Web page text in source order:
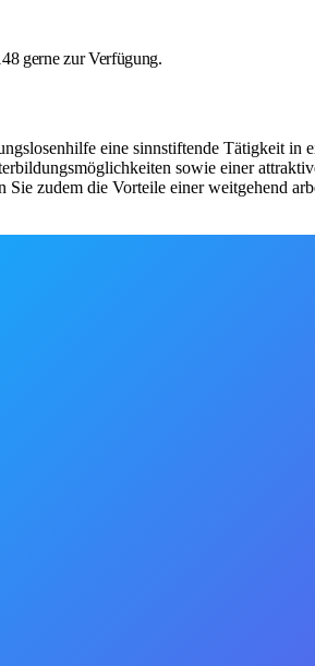
gerne zur Verfügung.
eine sinnstiftende Tätigkeit in
sowie einer
zudem die Vorteile einer weitgehend